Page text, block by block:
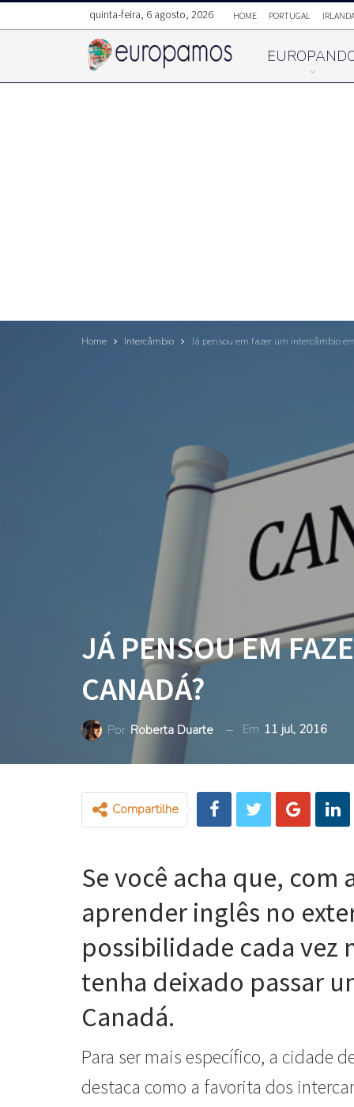
quinta-feira, 6 agosto, 2026 HOME PORTUGAL
Home Intercâmbio Já pensou em fazer um intercâmbio
JÁ PENSOU EM
CANADÁ?
Por Roberta Duarte Em 11 jul, 2016
Compartilhe
Se você acha que,
aprender inglês no
possibilidade cada vez
tenha deixado passar
Canadá.
Para ser mais específico, a cidade
destaca como a favorita dos